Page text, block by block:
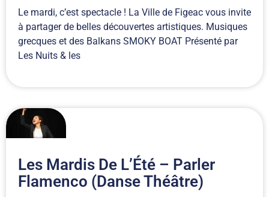
Le mardi, c’est spectacle ! La Ville de Figeac vous invite
à partager de belles découvertes artistiques. Musiques
grecques et des Balkans SMOKY BOAT Présenté par
Les Nuits & les
Les Mardis De L’Été – Parler
Flamenco (danse Théâtre)